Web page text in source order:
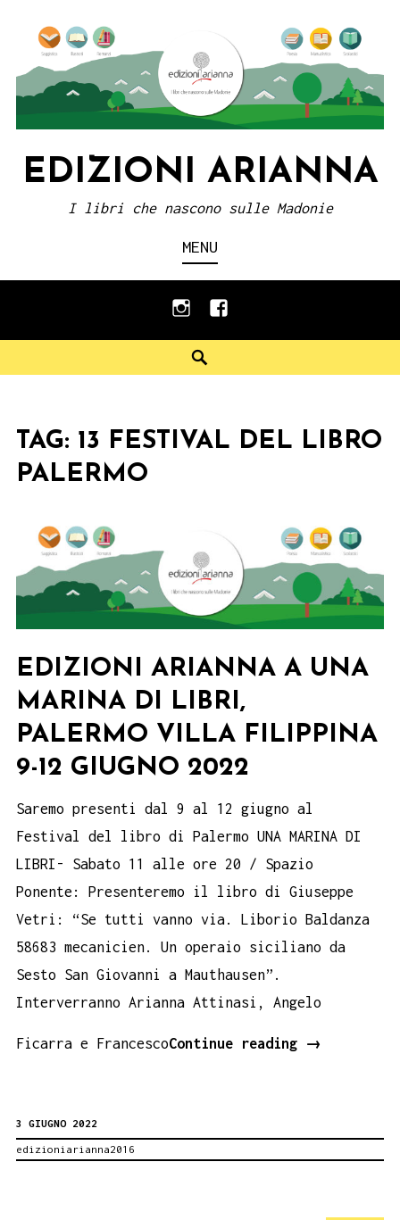
content
EDIZIONI ARIANNA
I libri che nascono sulle Madonie
MENU
instagramfacebook
TAG: 13 FESTIVAL DEL LIBRO
PALERMO
EDIZIONI ARIANNA A UNA
MARINA DI LIBRI,
PALERMO VILLA FILIPPINA
9-12 GIUGNO 2022
Saremo presenti dal 9 al 12 giugno al
Festival del libro di Palermo UNA MARINA DI
LIBRI- Sabato 11 alle ore 20 / Spazio
Ponente: Presenteremo il libro di Giuseppe
Vetri: “Se tutti vanno via. Liborio Baldanza
58683 mecanicien. Un operaio siciliano da
Sesto San Giovanni a Mauthausen”.
Interverranno Arianna Attinasi, Angelo
Ficarra e FrancescoContinue reading
Edizioni
→
3 GIUGNO 2022
edizioniarianna2016